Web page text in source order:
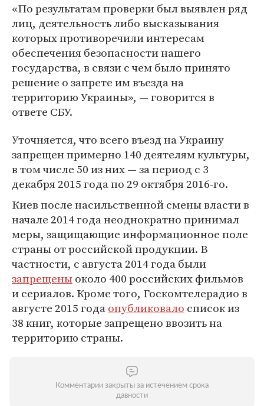
«По результатам проверки был выявлен ряд
лиц, деятельность либо высказывания
которых противоречили интересам
обеспечения безопасности нашего
государства, в связи с чем было принято
решение о запрете им въезда на
территорию Украины», — говорится в
ответе СБУ.
Уточняется, что всего въезд на Украину
запрещен примерно 140 деятелям культуры,
в том числе 50 из них — за период с 3
декабря 2015 года по 29 октября 2016-го.
Киев после насильственной смены власти в
начале 2014 года неоднократно принимал
меры, защищающие информационное поле
страны от российской продукции. В
частности, с августа 2014 года были
запрещеныоколо 400 российских фильмов
и сериалов. Кроме того, Госкомтелерадио в
августе 2015 годаопубликовало список из
38 книг, которые запрещено ввозить на
территорию страны.
Комментарии закрыты за истечением срока
давности